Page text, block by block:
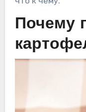
Почему